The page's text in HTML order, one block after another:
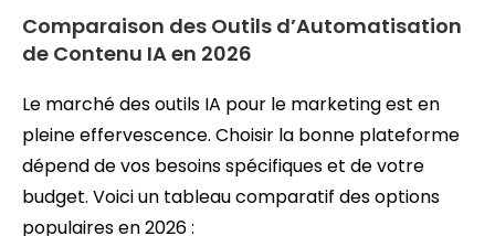
Comparaison des Outils d’Automatisation
de Contenu IA en 2026
Le marché des outils IA pour le marketing est en
pleine effervescence. Choisir la bonne plateforme
dépend de vos besoins spécifiques et de votre
budget. Voici un tableau comparatif des options
populaires en 2026 :